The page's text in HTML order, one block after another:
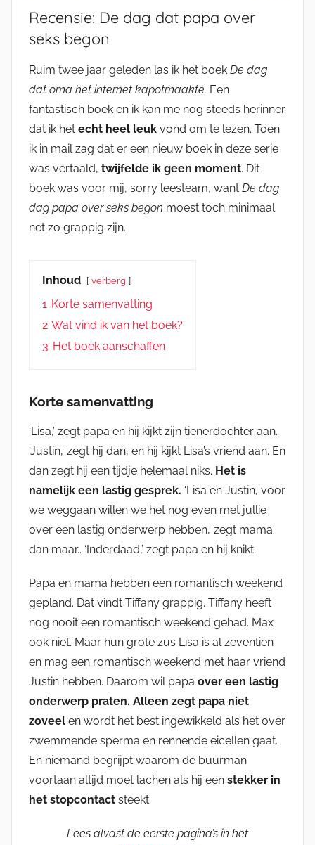
Recensie: De dag dat papa over
seks begon
Ruim twee jaar geleden las ik het boek De dag
dat oma het internet kapotmaakte. Een
fantastisch boek en ik kan me nog steeds herinner
dat ik het echt heel leuk vond om te lezen. Toen
ik in mail zag dat er een nieuw boek in deze serie
was vertaald, twijfelde ik geen moment. Dit
boek was voor mij, sorry leesteam, want De dag
dag papa over seks begon moest toch minimaal
net zo grappig zijn.
Inhoud verberg
1 Korte samenvatting
2 Wat vind ik van het boek?
3 Het boek aanschaffen
Korte samenvatting
‘Lisa,’ zegt papa en hij kijkt zijn tienerdochter aan.
‘Justin,’ zegt hij dan, en hij kijkt Lisa’s vriend aan. En
dan zegt hij een tijdje helemaal niks. Het is
namelijk een lastig gesprek. ‘Lisa en Justin, voor
we weggaan willen we het nog even met jullie
over een lastig onderwerp hebben,’ zegt mama
dan maar.. ‘Inderdaad,’ zegt papa en hij knikt.
Papa en mama hebben een romantisch weekend
gepland. Dat vindt Tiffany grappig. Tiffany heeft
nog nooit een romantisch weekend gehad. Max
ook niet. Maar hun grote zus Lisa is al zeventien
en mag een romantisch weekend met haar vriend
Justin hebben. Daarom wil papa over een lastig
onderwerp praten. Alleen zegt papa niet
zoveel en wordt het best ingewikkeld als het over
zwemmende sperma en rennende eicellen gaat.
En niemand begrijpt waarom de buurman
voortaan altijd moet lachen als hij een stekker in
het stopcontact steekt.
Lees alvast de eerste pagina’s in het